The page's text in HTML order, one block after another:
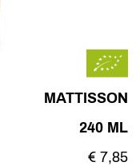
MATTISSON
240 ML
€ 7,85